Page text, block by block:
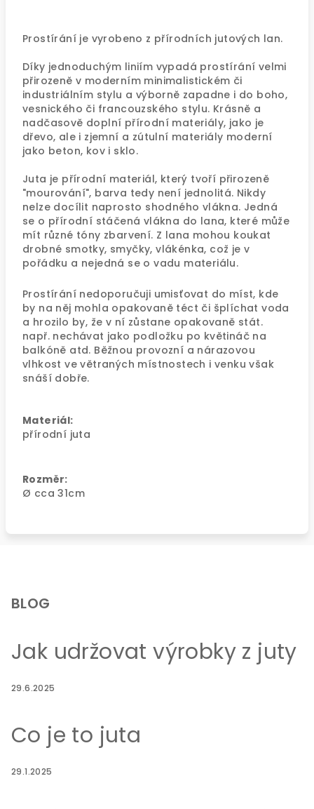
Prostírání je vyrobeno z přírodních jutových lan.
Díky jednoduchým liniím vypadá prostírání velmi
přirozeně v moderním minimalistickém či
industriálním stylu a výborně zapadne i do boho,
vesnického či francouzského stylu. Krásně a
nadčasově doplní přírodní materiály, jako je
dřevo, ale i zjemní a zútulní materiály moderní
jako beton, kov i sklo.
Juta je přírodní materiál, který tvoří přirozeně
"mourování", barva tedy není jednolitá. Nikdy
nelze docílit naprosto shodného vlákna. Jedná
se o přírodní stáčená vlákna do lana, které může
mít různé tóny zbarvení. Z lana mohou koukat
drobné smotky, smyčky, vlákénka, což je v
pořádku a nejedná se o vadu materiálu.
Prostírání nedoporučuji umisťovat do míst, kde
by na něj mohla opakovaně téct či šplíchat voda
a hrozilo by, že v ní zůstane opakovaně stát.
např. nechávat jako podložku po květináč na
balkóně atd. Běžnou provozní a nárazovou
vlhkost ve větraných místnostech i venku však
snáší dobře.
Materiál:
přírodní juta
Rozměr:
Ø cca 31cm
BLOG
Jak udržovat výrobky z juty
29.6.2025
Co je to juta
29.1.2025